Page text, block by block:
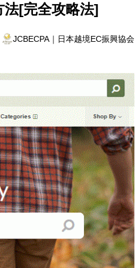
[完全攻略法]
JCBECPA｜日本越境EC振興協会